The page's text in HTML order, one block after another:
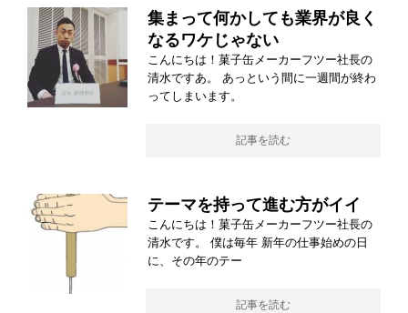
集まって何かしても業界が良く
なるワケじゃない
こんにちは！菓子缶メーカーフツー社長の
清水ですあ。 あっという間に一週間が終わ
ってしまいます。
記事を読む
テーマを持って進む方がイイ
こんにちは！菓子缶メーカーフツー社長の
清水です。 僕は毎年 新年の仕事始めの日
に、その年のテー
記事を読む